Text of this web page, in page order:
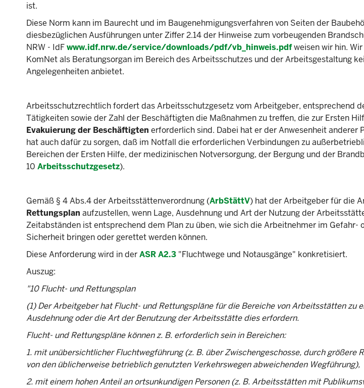
ist.
Diese Norm kann im Baurecht und im Baugenehmigungsverfahren von Seiten der
diesbezüglichen Ausführungen unter Ziffer 2.14 der Hinweise zum vorbeugenden
NRW - IdFwww.idf.nrw.de/service/downloads/pdf/vb_hinweis.pdfweisen wir hin.
KomNet als Beratungsorgan im Bereich des Arbeitsschutzes und der Arbeitsgestaltung
Angelegenheiten anbietet.
Arbeitsschutzrechtlich fordert das Arbeitsschutzgesetz vom Arbeitgeber, entsprechend
Tätigkeiten sowie der Zahl der Beschäftigten die Maßnahmen zu treffen, die zur Ersten
Evakuierung der Beschäftigten erforderlich sind. Dabei hat er der Anwesenheit anderer
hat auch dafür zu sorgen, daß im Notfall die erforderlichen Verbindungen zu
Bereichen der Ersten Hilfe, der medizinischen Notversorgung, der Bergung und der
10 Arbeitsschutzgesetz).
Gemäß § 4 Abs.4 der Arbeitsstättenverordnung (ArbStättV) hat der Arbeitgeber für die
Rettungsplan aufzustellen, wenn Lage, Ausdehnung und Art der Nutzung der
Zeitabständen ist entsprechend dem Plan zu üben, wie sich die Arbeitnehmer im Gefahr-
Sicherheit bringen oder gerettet werden können.
Diese Anforderung wird in derASR A2.3 "Fluchtwege und Notausgänge" konkretisiert.
Auszug:
"10 Flucht- und Rettungsplan
(1) Der Arbeitgeber hat Flucht- und Rettungspläne für die Bereiche von Arbeitsstätten zu
Ausdehnung oder die Art der Benutzung der Arbeitsstätte dies erfordern.
Flucht- und Rettungspläne können z. B. erforderlich sein in Bereichen:
1. mit unübersichtlicher Fluchtwegführung (z. B. über Zwischengeschosse, durch größere
von den üblicherweise betrieblich genutzten Verkehrswegen abweichenden Wegführung),
2. mit einem hohen Anteil an ortsunkundigen Personen (z. B. Arbeitsstätten mit